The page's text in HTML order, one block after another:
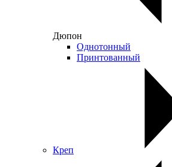
Дюпон
Однотонный
Принтованный
Креп